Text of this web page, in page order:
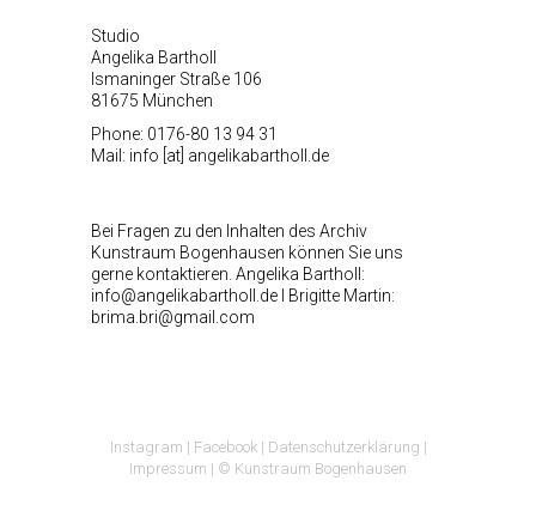
Studio
Angelika Bartholl
Ismaninger Straße 106
81675 München
Phone: 0176-80 13 94 31
Mail: info [at] angelikabartholl.de
Bei Fragen zu den Inhalten des Archiv
Kunstraum Bogenhausen können Sie uns
gerne kontaktieren. Angelika Bartholl:
info@angelikabartholl.de I Brigitte Martin:
brima.bri@gmail.com
Instagram | Facebook| Datenschutzerklärung |
Impressum | © Kunstraum Bogenhausen